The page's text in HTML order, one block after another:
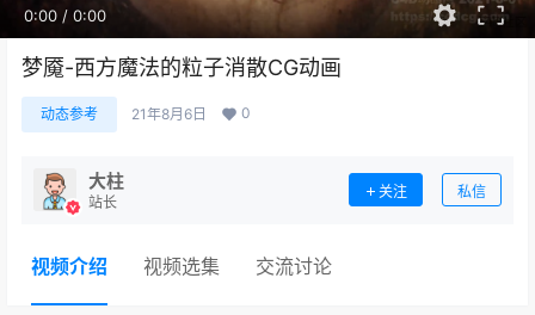
0:00 / 0:00
梦魇-西方魔法的粒子消散CG动画
动态参考 21年8月6日 0
大柱
站长
关注 私信
视频介绍 视频选集 交流讨论